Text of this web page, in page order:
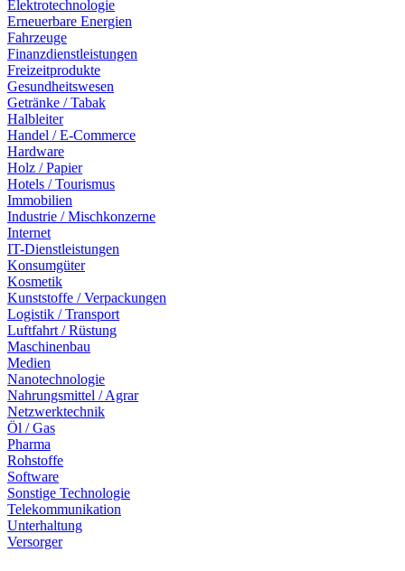
Elektrotechnologie
Erneuerbare Energien
Fahrzeuge
Finanzdienstleistungen
Freizeitprodukte
Gesundheitswesen
Getränke / Tabak
Halbleiter
Handel / E-Commerce
Hardware
Holz / Papier
Hotels / Tourismus
Immobilien
Industrie / Mischkonzerne
Internet
IT-Dienstleistungen
Konsumgüter
Kosmetik
Kunststoffe / Verpackungen
Logistik / Transport
Luftfahrt / Rüstung
Maschinenbau
Medien
Nanotechnologie
Nahrungsmittel / Agrar
Netzwerktechnik
Öl / Gas
Pharma
Rohstoffe
Software
Sonstige Technologie
Telekommunikation
Unterhaltung
Versorger